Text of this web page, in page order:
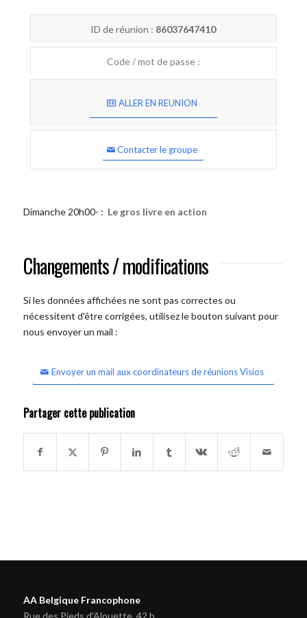
ID de réunion : 86037647410
Code / mot de passe :
ALLER EN REUNION
Contacter le groupe
Dimanche 20h00- : Le gros livre en action
Changements / modifications
Si les données affichées ne sont pas correctes ou
nécessitent d'être corrigées, utilisez le bouton suivant pour
nous envoyer un mail :
Envoyer un mail aux coordinateurs de réunions Visios
Partager cette publication
AA Belgique Francophone
Rue des Pieds d'Alouette, 42 b